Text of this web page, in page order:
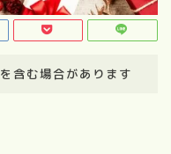
含む場合があります